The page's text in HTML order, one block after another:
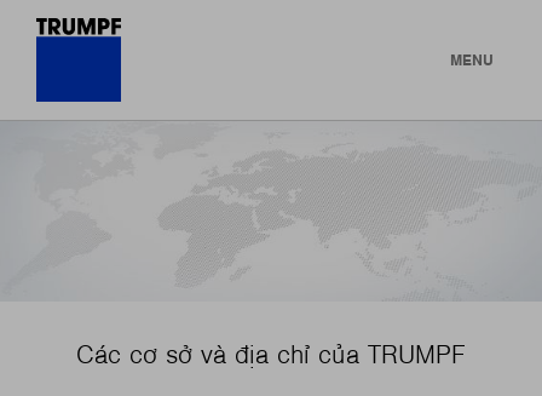
MENU
Các cơ sở và địa chỉ của TRUMPF